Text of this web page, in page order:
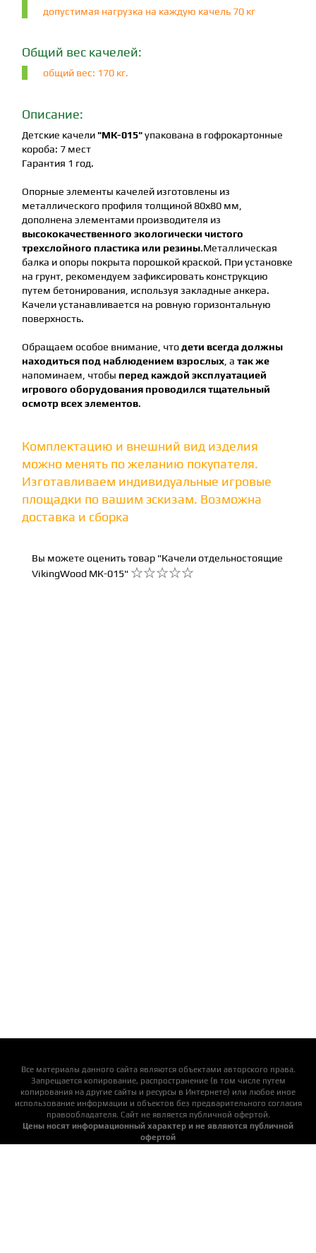
допустимая нагрузка на каждую качель 70 кг
Общий вес качелей:
общий вес: 170 кг.
Описание:
Детские качели "MК-015"упакована в гофрокартонные
короба: 7 мест
Гарантия 1 год.
Опорные элементы качелей изготовлены из
металлического профиля толщиной 80х80 мм,
дополнена элементами производителя из
высококачественного экологически чистого
трехслойного пластика или резины.Металлическая
балка и опоры покрыта порошкой краской. При установке
на грунт, рекомендуем зафиксировать конструкцию
путем бетонирования, используя закладные анкера.
Качели устанавливается на ровную горизонтальную
поверхность.
Обращаем особое внимание, чтодети всегда должны
находиться под наблюдением взрослых , а так же
напоминаем, чтобы перед каждой эксплуатацией
игрового оборудования проводился тщательный
осмотр всех элементов.
Комплектацию и внешний вид изделия
можно менять по желанию покупателя.
Изготавливаем индивидуальные игровые
площадки по вашим эскизам. Возможна
доставка и сборка
Вы можете оценить товар "Качели отдельностоящие
VikingWood MК-015"
Все материалы данного сайта являются объектами авторского права.
Запрещается копирование, распространение (в том числе путем
копирования на другие сайты и ресурсы в Интернете) или любое иное
использование информации и объектов без предварительного согласия
правообладателя. Cайт не является публичной офертой.
Цены носят информационный характер и не являются публичной
офертой